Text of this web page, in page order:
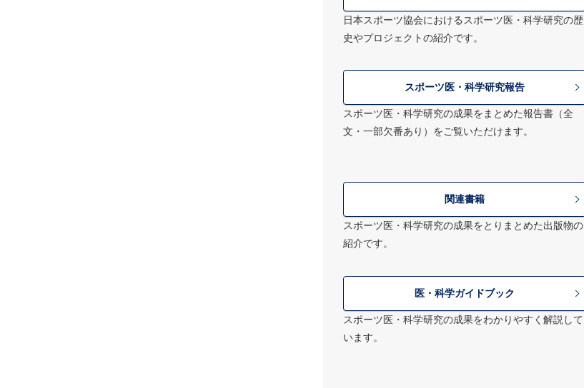
日本スポーツ協会におけるスポーツ医・科学研究の歴
史やプロジェクトの紹介です。
スポーツ医・科学研究報告
スポーツ医・科学研究の成果をまとめた報告書（全
文・一部欠番あり）をご覧いただけます。
関連書籍
スポーツ医・科学研究の成果をとりまとめた出版物の
紹介です。
医・科学ガイドブック
スポーツ医・科学研究の成果をわかりやすく解説して
います。